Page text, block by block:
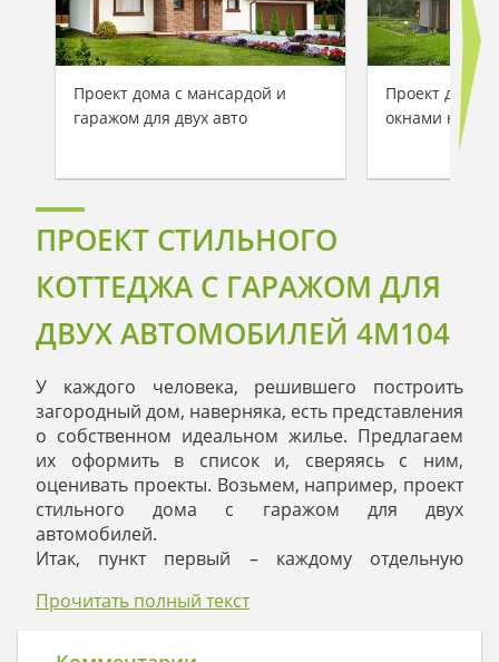
Проект дома с мансардой и
гаражом для двух авто
Проект дома
окнами на
ПРОЕКТ СТИЛЬНОГО
КОТТЕДЖА С ГАРАЖОМ ДЛЯ
ДВУХ АВТОМОБИЛЕЙ 4M104
У каждого человека, решившего построить
загородный дом, наверняка, есть представления
о собственном идеальном жилье. Предлагаем
их оформить в список и, сверяясь с ним,
оценивать проекты. Возьмем, например, проект
стильного дома с гаражом для двух
автомобилей.
Итак, пункт первый – каждому отдельную
мансарду. Плюс ванная и дополнительная
К тому же, в самой большой комнате
Прочитать полный текст